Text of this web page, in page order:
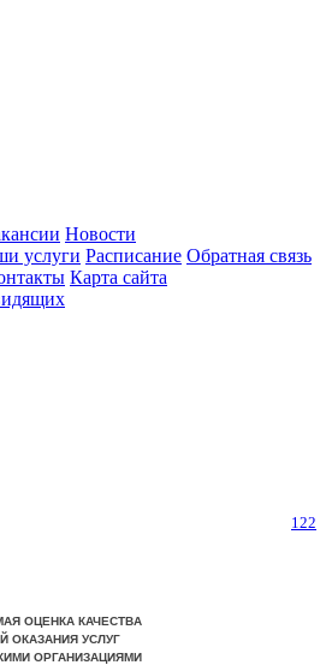
Новости
услуги Расписание Обратная связь
Карта сайта
122